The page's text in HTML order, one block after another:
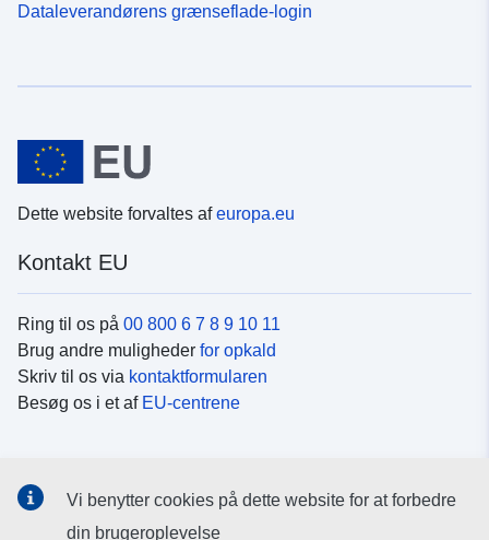
Dataleverandørens grænseflade-login
Dette website forvaltes afeuropa.eu
Kontakt EU
Ring til os på 00 800 6 7 8 9 10 11
Brug andre muligheder for opkald
Skriv til os via kontaktformularen
Besøg os i et af EU-centrene
Søg efter EU's sider påsociale medier
Vi benytter cookies på dette website for at forbedre
din brugeroplevelse